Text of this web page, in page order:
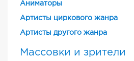
Аниматоры
Артисты циркового жанра
Артисты другого жанра
Массовки и зрители